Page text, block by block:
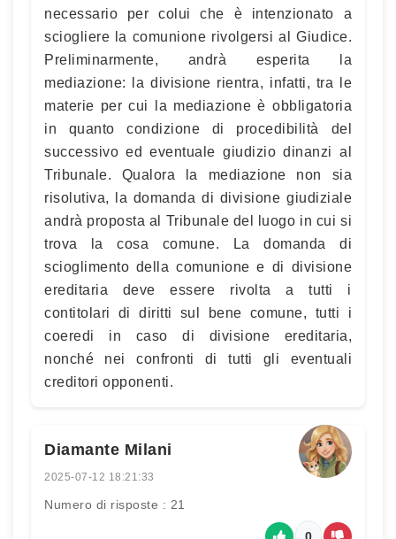
necessario per colui che è intenzionato a
sciogliere la comunione rivolgersi al Giudice.
Preliminarmente, andrà esperita la
mediazione: la divisione rientra, infatti, tra le
materie per cui la mediazione è obbligatoria
in quanto condizione di procedibilità del
successivo ed eventuale giudizio dinanzi al
Tribunale. Qualora la mediazione non sia
risolutiva, la domanda di divisione giudiziale
andrà proposta al Tribunale del luogo in cui si
trova la cosa comune. La domanda di
scioglimento della comunione e di divisione
ereditaria deve essere rivolta a tutti i
contitolari di diritti sul bene comune, tutti i
coeredi in caso di divisione ereditaria,
nonché nei confronti di tutti gli eventuali
creditori opponenti.
Diamante Milani
2025-07-12 18:21:33
Numero di risposte : 21